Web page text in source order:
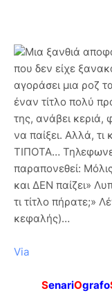
Μια ξανθιά
που δεν είχε
αγοράσει μια ροζ
έναν τίτλο πολύ
της, ανάβει κεριά,
να παίξει. Αλλά, τι
ΤΙΠΟΤΑ…
παραπονεθεί:
και ΔΕΝ παίζει»
τι τίτλο πήρατε;»
κεφαλής)…
Via
SenariOgrafo